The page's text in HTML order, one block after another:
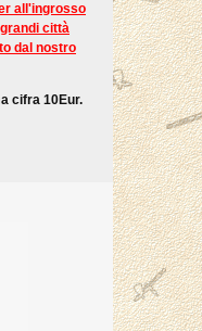
all'ingrosso
città
dal nostro
cifra 10Eur.